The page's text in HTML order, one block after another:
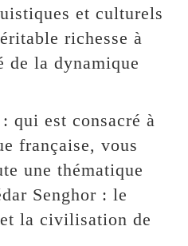
et culturels
richesse à
de la dynamique
qui est consacré à
française, vous
une thématique
Senghor : le
la civilisation de